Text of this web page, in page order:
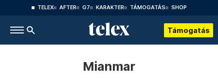
TELEX AFTER G7 KARAKTER TÁMOGATÁS SHOP
Támogatás
Mianmar